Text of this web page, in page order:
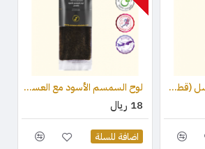
لوح السمسم مع العسل (قطعة واحدة ) 75 جرام لوح السمسم الأسود مع العسل (قطعة واحدة) 75 جرام
18 ريال
اضافة للسلة